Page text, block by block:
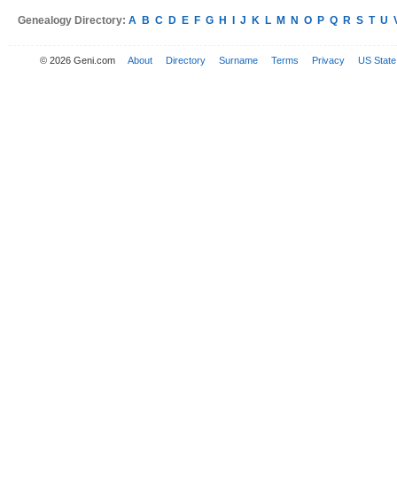
Genealogy Directory: A B C D E F G H J K L M N O P Q R S T U
© 2026 Geni.com About Directory Surname Terms Privacy US